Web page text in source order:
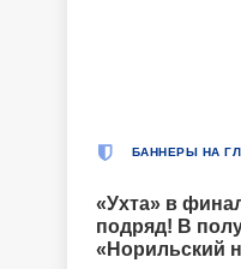
БАННЕРЫ НА
«Ухта» в
подряд! В
«Норильский